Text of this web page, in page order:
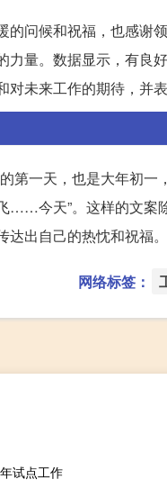
的问候和祝福，也感谢
量。数据显示，有良
未来工作的期待，并
第一天，也是大年初
……今天”。这样的文案
出自己的热忱和祝福。
网络标签：
试点工作